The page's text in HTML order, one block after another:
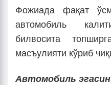
Фожиада фақат
автомобиль
билвосита
масъулияти кўриб
Автомобиль